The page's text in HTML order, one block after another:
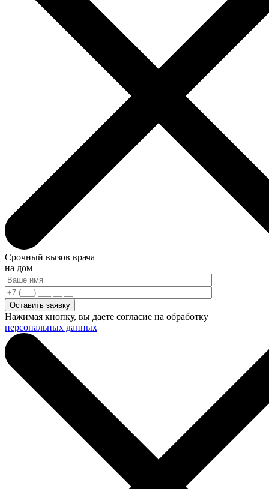
Срочный вызов врача
на дом
Нажимая кнопку, вы даете согласие на обработку
персональных данных